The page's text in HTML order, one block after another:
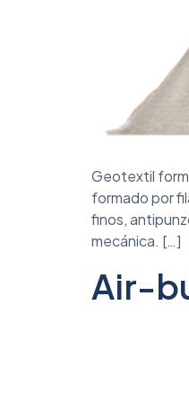
Geotextil
formado por
finos,
mecánica. […]
Air-